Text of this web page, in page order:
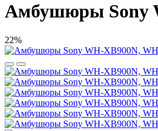
Амбушюры Sony
22%